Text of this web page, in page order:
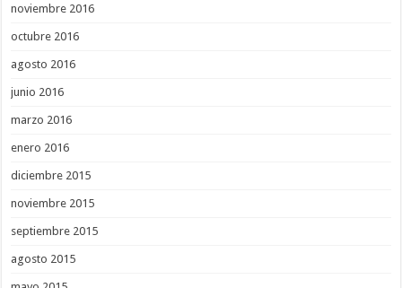
noviembre 2016
octubre 2016
agosto 2016
junio 2016
marzo 2016
enero 2016
diciembre 2015
noviembre 2015
septiembre 2015
agosto 2015